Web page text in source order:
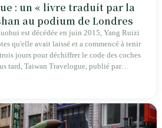
: un « livre traduit par la
au podium de Londres
est décédée en juin 2015, Yang Ruizi
qu'elle avait laissé et a commencé à tenir
jours pour déchiffrer le code des coches
tard, Taiwan Travelogue, publié par
« par Chihako Aoyama, traduit par Yang
le nom de sa sœur.